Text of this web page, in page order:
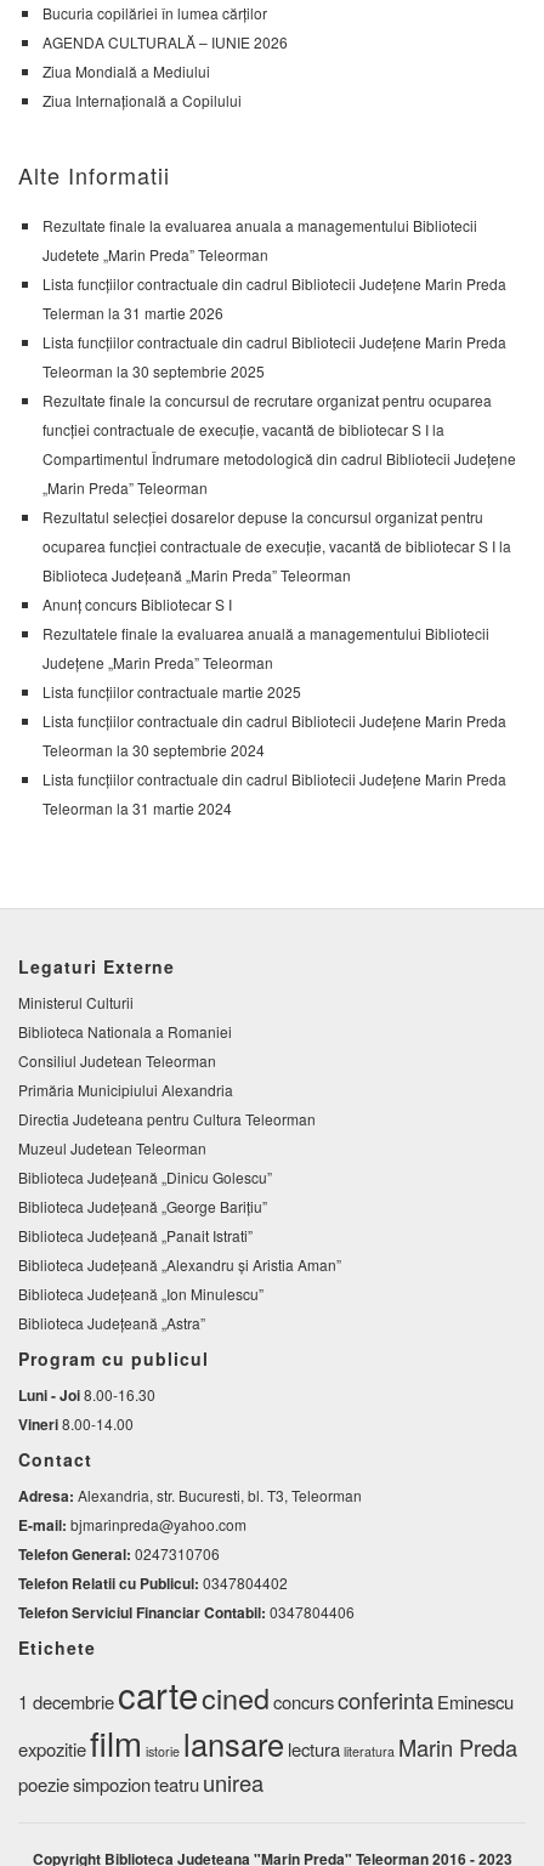
Bucuria copilăriei în lumea cărților
AGENDA CULTURALĂ – IUNIE 2026
Ziua Mondială a Mediului
Ziua Internațională a Copilului
Alte Informatii
Rezultate finale la evaluarea anuala a managementului Bibliotecii
Judetete „Marin Preda” Teleorman
Lista funcțiilor contractuale din cadrul Bibliotecii Județene Marin Preda
Telerman la 31 martie 2026
Lista funcțiilor contractuale din cadrul Bibliotecii Județene Marin Preda
Teleorman la 30 septembrie 2025
Rezultate finale la concursul de recrutare organizat pentru ocuparea
funcției contractuale de execuție, vacantă de bibliotecar S I la
Compartimentul Îndrumare metodologică din cadrul Bibliotecii Județene
„Marin Preda” Teleorman
Rezultatul selecției dosarelor depuse la concursul organizat pentru
ocuparea funcției contractuale de execuție, vacantă de bibliotecar S I la
Biblioteca Județeană „Marin Preda” Teleorman
Anunț concurs Bibliotecar S I
Rezultatele finale la evaluarea anuală a managementului Bibliotecii
Județene „Marin Preda” Teleorman
Lista funcțiilor contractuale martie 2025
Lista funcțiilor contractuale din cadrul Bibliotecii Județene Marin Preda
Teleorman la 30 septembrie 2024
Lista funcțiilor contractuale din cadrul Bibliotecii Județene Marin Preda
Teleorman la 31 martie 2024
Legaturi Externe
Ministerul Culturii
Biblioteca Nationala a Romaniei
Consiliul Judetean Teleorman
Primăria Municipiului Alexandria
Directia Judeteana pentru Cultura Teleorman
Muzeul Judetean Teleorman
Biblioteca Judeţeană „Dinicu Golescu”
Biblioteca Județeană „George Barițiu”
Biblioteca Judeţeană „Panait Istrati”
Biblioteca Judeţeană „Alexandru şi Aristia Aman”
Biblioteca Judeţeană „Ion Minulescu”
Biblioteca Județeană „Astra”
Program cu publicul
Luni - Joi8.00-16.30
Vineri8.00-14.00
Contact
Adresa: Alexandria, str. Bucuresti, bl. T3, Teleorman
E-mail: bjmarinpreda@yahoo.com
Telefon General: 0247310706
Telefon Relatii cu Publicul: 0347804402
Telefon Serviciul Financiar Contabil: 0347804406
Etichete
1 decembriecartecinedconcursconferintaEminescu
expozitiefilm istorie lansare lectura literatura Marin Preda
poeziesimpozionteatruunirea
Copyright Biblioteca Judeteana "Marin Preda" Teleorman 2016 - 2023